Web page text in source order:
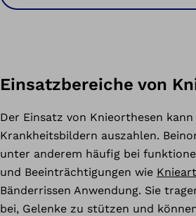
Einsatzbereiche von
Der Einsatz von Knieorthesen
Krankheitsbildern auszahlen.
unter anderem häufig bei
und Beeinträchtigungen wie
Bänderrissen Anwendung. Sie
bei, Gelenke zu stützen und